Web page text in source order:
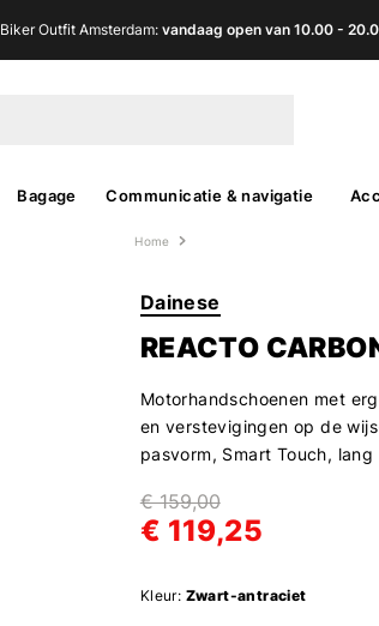
Biker Outfit Amsterdam: vandaag open van 10.00 -
Bagage Communicatie & navigatie
Home
Dainese
REACTO
Motorhandschoenen met
en verstevigingen op de
pasvorm, Smart Touch,
€ 159,00
€ 119,25
Kleur: Zwart-antraciet